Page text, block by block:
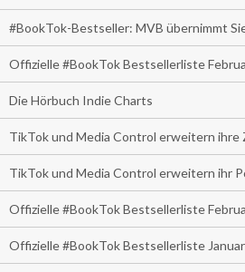
#BookTok-Bestseller: MVB übernimmt
Offizielle #BookTok Bestsellerliste
Die Hörbuch Indie Charts
TikTok und Media Control erweitern ihre
TikTok und Media Control erweitern ihr
Offizielle #BookTok Bestsellerliste
Offizielle #BookTok Bestsellerliste